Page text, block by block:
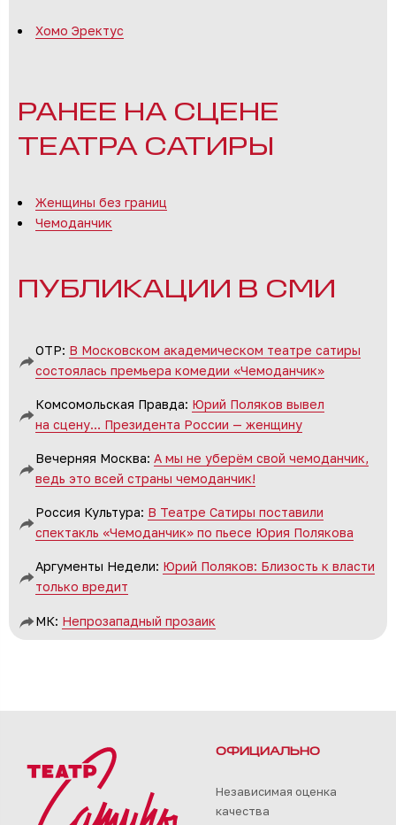
Хомо Эректус
РАНЕЕ НА СЦЕНЕ
ТЕАТРА САТИРЫ
Женщины без границ
Чемоданчик
ПУБЛИКАЦИИ В СМИ
ОТР: В Московском академическом театре сатиры
состоялась премьера комедии «Чемоданчик»
Комсомольская Правда: Юрий Поляков вывел
на сцену… Президента России — женщину
Вечерняя Москва: А мы не уберём свой чемоданчик,
ведь это всей страны чемоданчик!
Россия Культура: В Театре Сатиры поставили
спектакль «Чемоданчик» по пьесе Юрия Полякова
Аргументы Недели: Юрий Поляков: Близость к власти
только вредит
МК: Непрозападный прозаик
ОФИЦИАЛЬНО
Независимая оценка
качества